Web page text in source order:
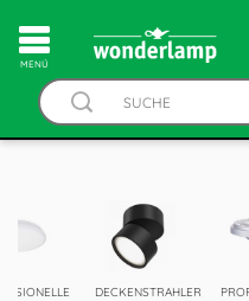
MENÚ
DECKENSTRAHLER